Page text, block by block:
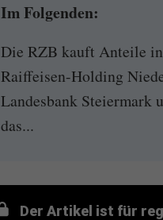
Im Folgenden:
Die RZB kauft Anteile in
Raiffeisen-Holding
Landesbank Steiermark
das...
Der Artikel ist für